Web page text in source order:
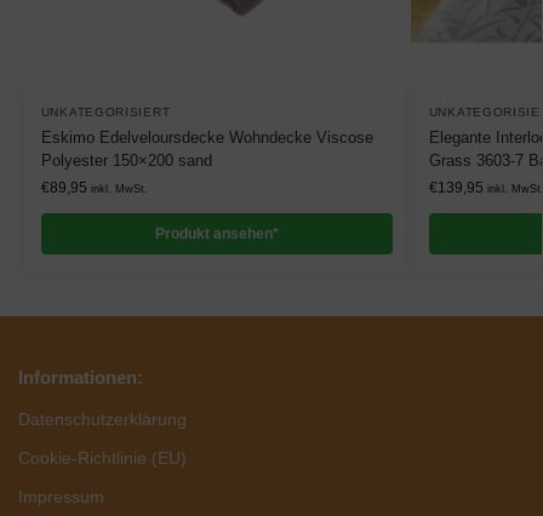
UNKATEGORISIERT
Eskimo Edelveloursdecke Wohndecke Viscose
Polyester 150×200 sand
€89,95 inkl. MwSt.
Produkt ansehen*
Elegante
Grass 3603-7
€139,95 inkl. MwSt.
Informationen:
Datenschutzerklärung
Cookie-Richtlinie (EU)
Impressum